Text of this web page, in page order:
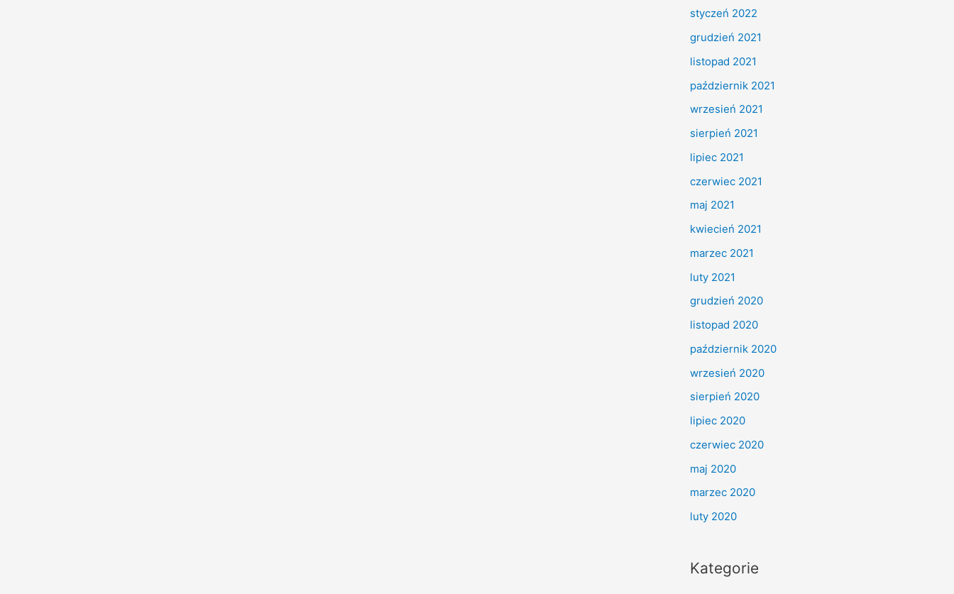
styczeń 2022
grudzień 2021
listopad 2021
październik 2021
wrzesień 2021
sierpień 2021
lipiec 2021
czerwiec 2021
maj 2021
kwiecień 2021
marzec 2021
luty 2021
grudzień 2020
listopad 2020
październik 2020
wrzesień 2020
sierpień 2020
lipiec 2020
czerwiec 2020
maj 2020
marzec 2020
luty 2020
Kategorie